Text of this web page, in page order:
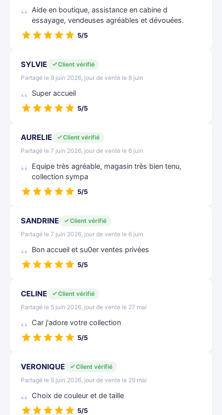
Aide en boutique, assistance en cabine d
essayage, vendeuses agréables et dévouées.
5/5
SYLVIE
Client vérifié
Partagé le 9 juin 2026, jour de vente le 8 juin
Super accueil
5/5
AURELIE
Client vérifié
Partagé le 7 juin 2026, jour de vente le 6 juin
Equipe très agréable, magasin très bien tenu,
collection sympa
5/5
SANDRINE
Client vérifié
Partagé le 7 juin 2026, jour de vente le 6 juin
Bon accueil et su0er ventes privées
5/5
CELINE
Client vérifié
Partagé le 5 juin 2026, jour de vente le 27 mai
Car j'adore votre collection
5/5
VERONIQUE
Client vérifié
Partagé le 5 juin 2026, jour de vente le 29 mai
Choix de couleur et de taille
5/5